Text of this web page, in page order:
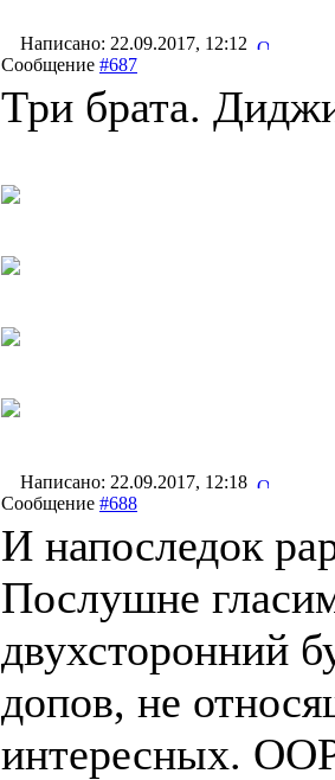
Написано: 22.09.2017, 12:12
Сообщение #687
Три брата.
Написано: 22.09.2017, 12:18
Сообщение #688
И напоследок
Послушне
двухсторонний
допов, не
интересных.